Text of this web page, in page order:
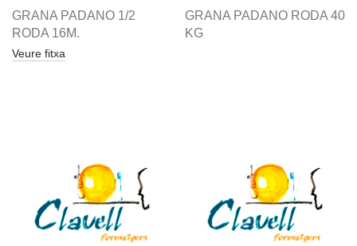
GRANA PADANO 1/2
RODA 16M.
Veure fitxa
GRANA PADANO RODA 40
KG